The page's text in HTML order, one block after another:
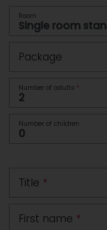
Room
Package
Number of adults *
Number of children
Title *
First name *